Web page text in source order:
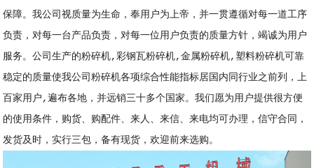
保障。我公司视质量为生命，奉用户为上帝，并一贯遵循对每一道工序
负责，对每一台产品负责，对每一位用户负责的质量方针，竭诚为用户
服务。公司生产的粉碎机,彩钢瓦粉碎机,金属粉碎机,塑料粉碎机可靠
稳定的质量使我公司粉碎机各项综合性能指标居国内同行业之前列，上
百家用户,遍布各地，并远销三十多个国家。我们愿为用户提供很方便
的使用条件，购货、购配件、来人、来信、来电均可办理，信守合同，
发货及时，实行三包，备有现货，欢迎前来选购。